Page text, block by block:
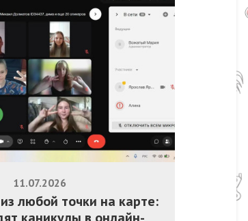
любой точки на карте:
11.07.2026